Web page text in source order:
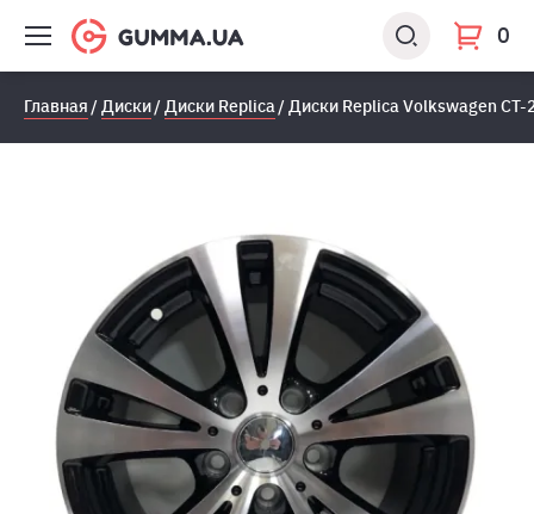
0
Главная Диски Диски Replica Диски Replica Volkswagen CT-